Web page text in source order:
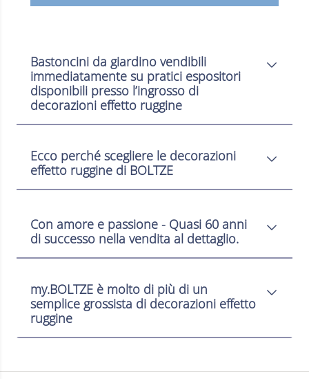
Bastoncini da giardino vendibili
immediatamente su pratici espositori
disponibili presso l’ingrosso di
decorazioni effetto ruggine
Ecco perché scegliere le decorazioni
effetto ruggine di BOLTZE
Con amore e passione - Quasi 60 anni
di successo nella vendita al dettaglio.
my.BOLTZE è molto di più di un
semplice grossista di decorazioni effetto
ruggine